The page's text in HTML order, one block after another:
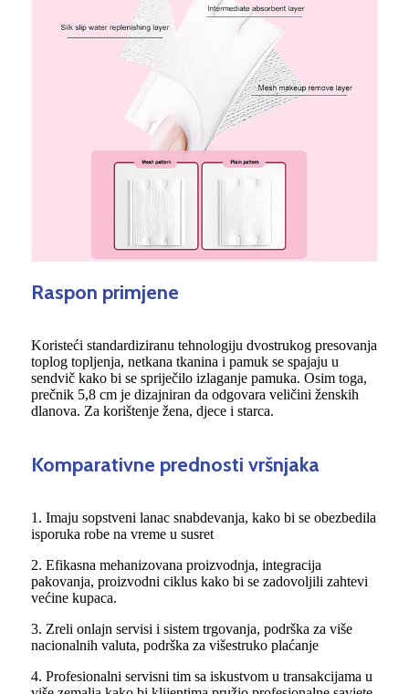
Raspon primjene
Koristeći standardiziranu tehnologiju dvostrukog presovanja
toplog topljenja, netkana tkanina i pamuk se spajaju u
sendvič kako bi se spriječilo izlaganje pamuka. Osim toga,
prečnik 5,8 cm je dizajniran da odgovara veličini ženskih
dlanova. Za korištenje žena, djece i starca.
Komparativne prednosti vršnjaka
1. Imaju sopstveni lanac snabdevanja, kako bi se obezbedila
isporuka robe na vreme u susret
2. Efikasna mehanizovana proizvodnja, integracija
pakovanja, proizvodni ciklus kako bi se zadovoljili zahtevi
većine kupaca.
3. Zreli onlajn servisi i sistem trgovanja, podrška za više
nacionalnih valuta, podrška za višestruko plaćanje
4. Profesionalni servisni tim sa iskustvom u transakcijama u